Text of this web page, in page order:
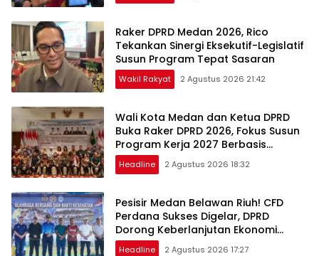
Raker DPRD Medan 2026, Rico
Tekankan Sinergi Eksekutif-Legislatif
Susun Program Tepat Sasaran
Wakil Rakyat 2 Agustus 2026 21:42
Wali Kota Medan dan Ketua DPRD
Buka Raker DPRD 2026, Fokus Susun
Program Kerja 2027 Berbasis
Digitalisasi dan Inovasi
Headline 2 Agustus 2026 18:32
Pesisir Medan Belawan Riuh! CFD
Perdana Sukses Digelar, DPRD
Dorong Keberlanjutan Ekonomi
Warga
Headline 2 Agustus 2026 17:27